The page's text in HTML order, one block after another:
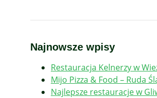
Najnowsze wpisy
Restauracja Kelnerzy w
Mijo Pizza & Food – Ruda
Najlepsze restauracje w